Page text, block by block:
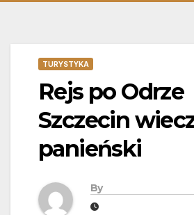
TURYSTYKA
Rejs po Odrze
Szczecin
panieński
By